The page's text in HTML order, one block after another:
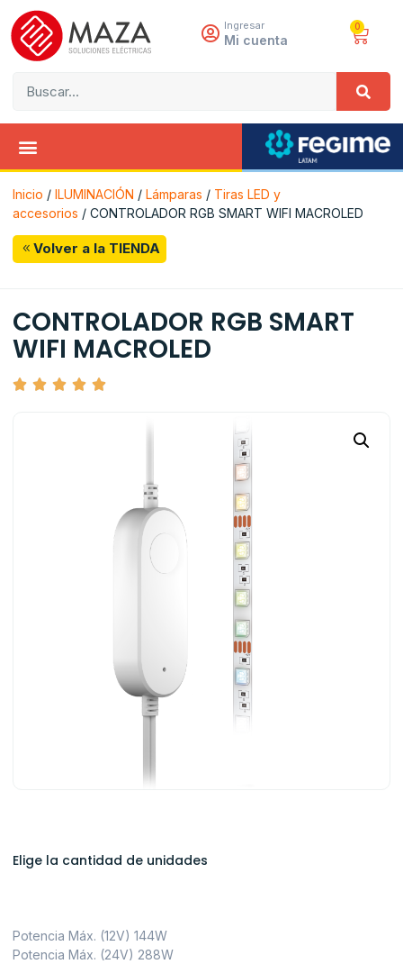
Ingresar
Mi cuenta
0
Inicio / ILUMINACIÓN / Lámparas / Tiras LED y
accesorios / CONTROLADOR RGB SMART WIFI MACROLED
Volver a la TIENDA
CONTROLADOR RGB SMART
WIFI MACROLED
Elige la cantidad de unidades
Potencia Máx. (12V) 144W
Potencia Máx. (24V) 288W